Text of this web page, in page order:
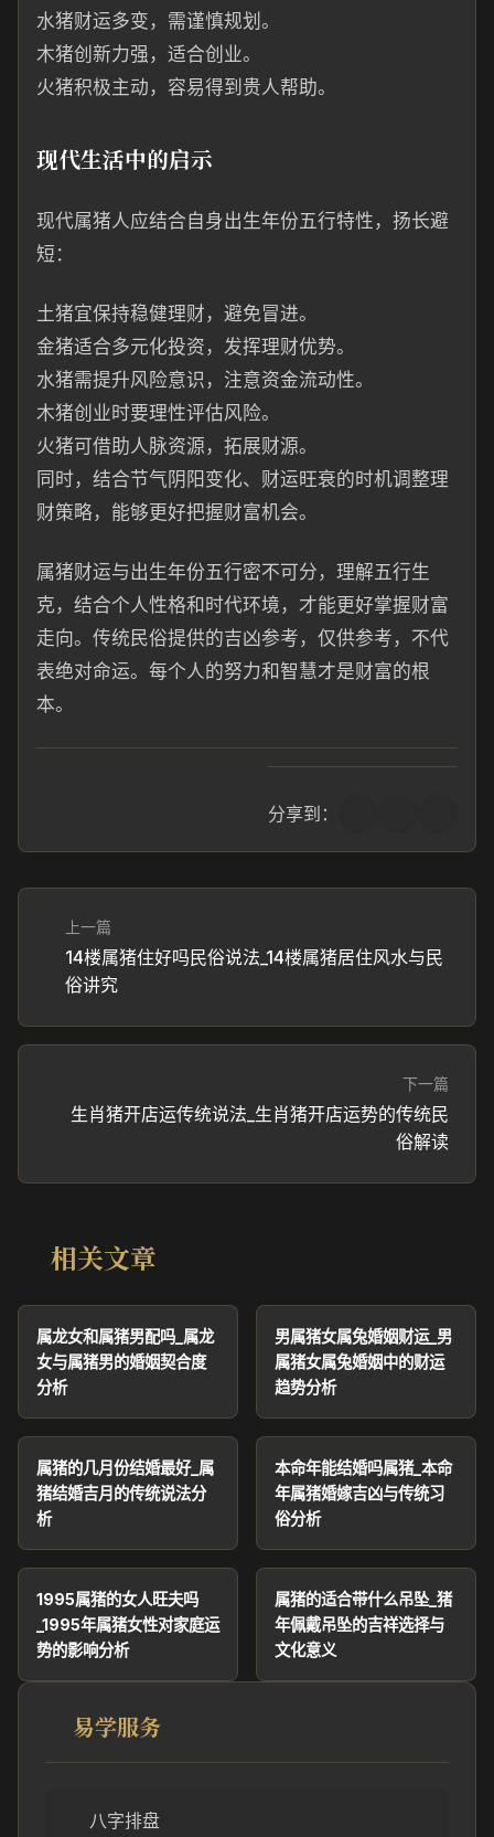
水猪财运多变，需谨慎规划。
木猪创新力强，适合创业。
火猪积极主动，容易得到贵人帮助。
现代生活中的启示
现代属猪人应结合自身出生年份五行特性，扬长避
短：
土猪宜保持稳健理财，避免冒进。
金猪适合多元化投资，发挥理财优势。
水猪需提升风险意识，注意资金流动性。
木猪创业时要理性评估风险。
火猪可借助人脉资源，拓展财源。
同时，结合节气阴阳变化、财运旺衰的时机调整理
财策略，能够更好把握财富机会。
属猪财运与出生年份五行密不可分，理解五行生
克，结合个人性格和时代环境，才能更好掌握财富
走向。传统民俗提供的吉凶参考，仅供参考，不代
表绝对命运。每个人的努力和智慧才是财富的根
本。
分享到：
上一篇
14楼属猪住好吗民俗说法_14楼属猪居住风水与民
俗讲究
下一篇
生肖猪开店运传统说法_生肖猪开店运势的传统民
俗解读
相关文章
属龙女和属猪男配吗_属龙
女与属猪男的婚姻契合度
分析
男属猪女属兔婚姻财运_男
属猪女属兔婚姻中的财运
趋势分析
属猪的几月份结婚最好_属
猪结婚吉月的传统说法分
析
本命年能结婚吗属猪_本命
年属猪婚嫁吉凶与传统习
俗分析
1995属猪的女人旺夫吗
_1995年属猪女性对家庭运
势的影响分析
属猪的适合带什么吊坠_猪
年佩戴吊坠的吉祥选择与
文化意义
易学服务
八字排盘